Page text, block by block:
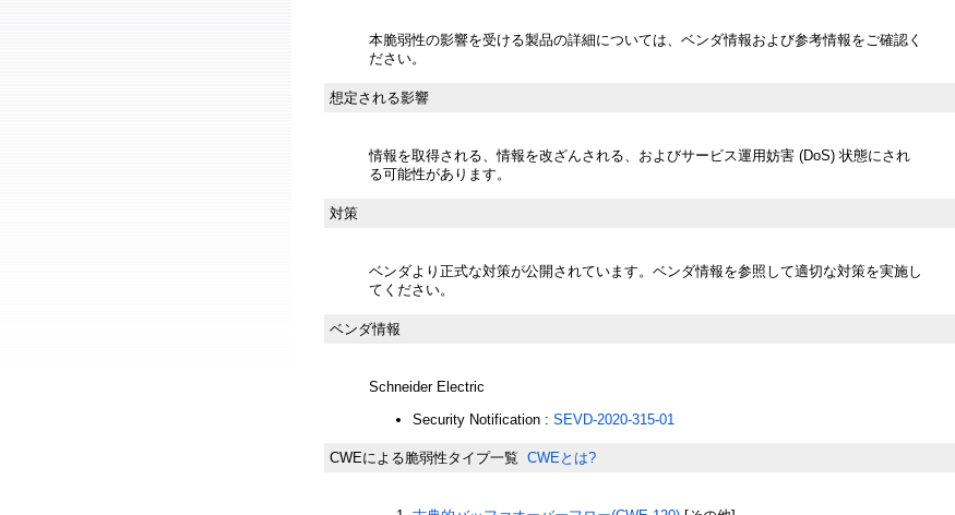
本脆弱性の影響を受ける製品の詳細については、ベンダ情報および参考情報をご確認く
ださい。
想定される影響
情報を取得される、情報を改ざんされる、およびサービス運用妨害 (DoS) 状態にされ
る可能性があります。
対策
ベンダより正式な対策が公開されています。ベンダ情報を参照して適切な対策を実施し
てください。
ベンダ情報
Schneider Electric
Security Notification : SEVD-2020-315-01
CWEによる脆弱性タイプ一覧 CWEとは?